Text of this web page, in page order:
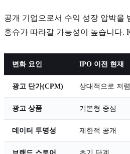
공개 기업으로서 수익 성장 압박을
홍슈가 따라갈 가능성이 높습니다.
변화 요인 IPO 이전 현재
광고 단가(CPM) 상대적으로 저렴
광고 상품 기본형 중심
데이터 투명성 제한적 공개
브랜드 스토어 초기 단계